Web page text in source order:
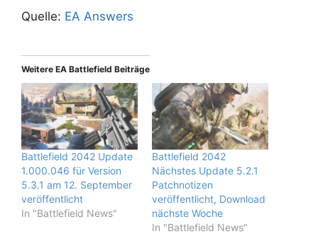
Quelle: EA Answers
Weitere EA Battlefield Beiträge
Battlefield 2042 Update
1.000.046 für Version
5.3.1 am 12. September
veröffentlicht
In "Battlefield News"
Battlefield 2042
Nächstes Update 5.2.1
Patchnotizen
veröffentlicht, Download
nächste Woche
In "Battlefield News"